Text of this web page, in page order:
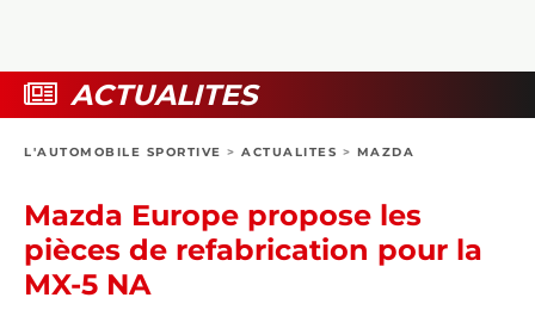
BOUTIQUE
ACTUALITES
L'AUTOMOBILE SPORTIVE > ACTUALITES > MAZDA
Mazda Europe propose les
pièces de refabrication pour la
MX-5 NA